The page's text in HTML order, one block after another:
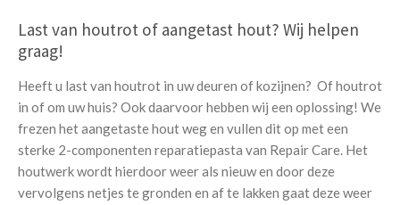
Last van houtrot of aangetast hout? Wij helpen
graag!
Heeft u last van houtrot in uw deuren of kozijnen? Of houtrot
in of om uw huis? Ook daarvoor hebben wij een oplossing! We
frezen het aangetaste hout weg en vullen dit op met een
sterke 2-componenten reparatiepasta van Repair Care. Het
houtwerk wordt hierdoor weer als nieuw en door deze
vervolgens netjes te gronden en af te lakken gaat deze weer